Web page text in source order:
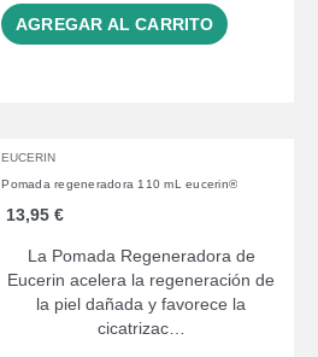
AGREGAR AL CARRITO
EUCERIN
Pomada regeneradora 110 mL eucerin®
13,95 €
La Pomada Regeneradora de
Eucerin acelera la regeneración de
la piel dañada y favorece la
cicatrizac…